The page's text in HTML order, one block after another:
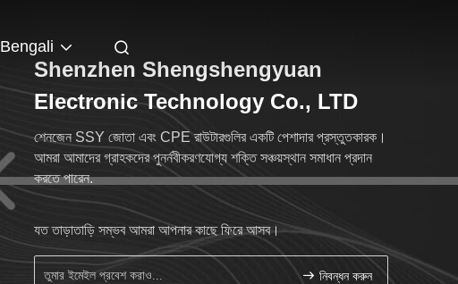
Bengali
Shenzhen Shengshengyuan
Electronic Technology Co., LTD
শেনজেন SSY জোতা এবং CPE রাউটারগুলির একটি পেশাদার প্রস্তুতকারক।
আমরা আমাদের গ্রাহকদের পুনর্নবীকরণযোগ্য শক্তি সঞ্চয়স্থান সমাধান প্রদান
করতে পারেন.
যত তাড়াতাড়ি সম্ভব আমরা আপনার কাছে ফিরে আসব।
নিবন্ধন করুন